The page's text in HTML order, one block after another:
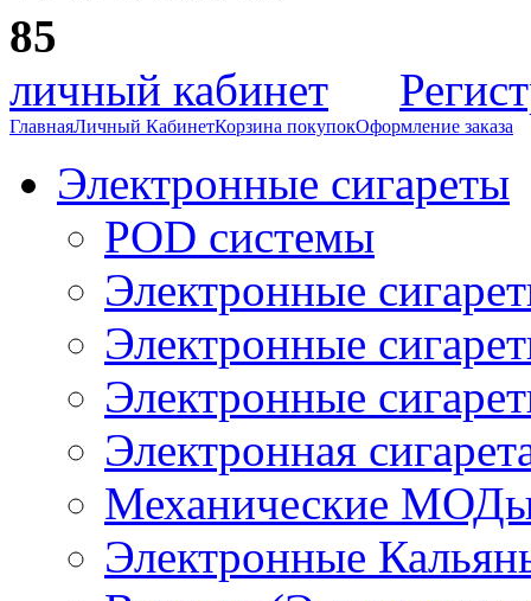
личный кабинет
ГлавнаяЛичный КабинетКорзина покупокОформление заказа
Электронные сигареты
POD системы
Электронные
Электронные
Электронные
Электронная
Механические
Электронные